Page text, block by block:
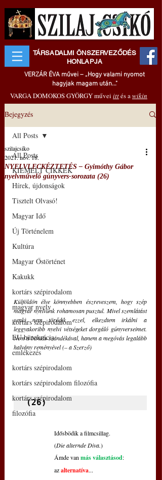
TÁRSADALMI ÖNSZERVEZŐDÉS
HONLAPJA
VERZÁR ÉVA művei – „Hogy valami nyomot
hagyjak magam után..."
VARGA DOMOKOS GYÖRGY művei ittés awikin
Bejegyzés
All Posts
KIEMELT CIKKEK
Hírek, újdonságok
Tisztelt Olvasó!
Magyar Idő
Új Történelem
Kultúra
Magyar Őstörténet
Kakukk
kortárs szépirodalom
magyar nyelv
kortárs szépirodalom
EU bürokrácia
emlékezés
kortárs szépirodalom
kortárs szépirodalom filozófia
kortárs szépirodalom
filozófia
All Posts
NYELVLECKÉZTETÉS – Gyimóthy Gábor
nyelvművelő gúnyvers-sorozata (26)
szilajcsiko
2021. nov. 18.
Külföldön élve könnyebben észreveszem, hogy szép
magyar nyelvünk rohamosan pusztul. Mivel szemlátást
senki nem törődik ezzel, elkezdtem irkálni a
leggyakoribb nyelvi vétségeket dorgáló gúnyverseimet.
Nem a bántás szándékával, hanem a megóvás legalább
halvány reményével (– a Szerző)
(26)
Idősbödik a filmcsillag.
(Die alternde Diva.)
Ámde van más választásod:
az alternatíva...